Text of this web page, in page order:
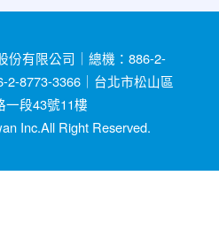
份有限公司｜總機：886-2-
2-8773-3366｜台北市松山區
一段43號11樓
Inc.All Right Reserved.